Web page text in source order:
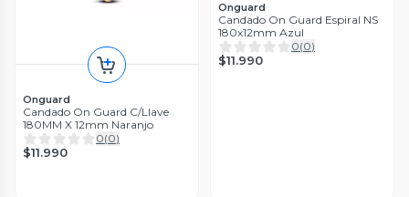
Onguard
Candado On Guard C/Llave
180MM X 12mm Naranjo
0(0)
$11.990
Onguard
Candado On Guard Espiral NS
180x12mm Azul
0(0)
$11.990